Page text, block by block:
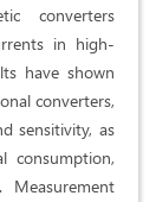
converters
in high-
have shown
converters,
sensitivity, as
consumption,
Measurement